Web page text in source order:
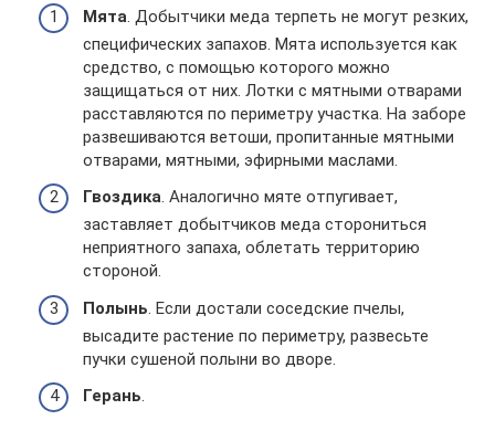
Мята . Добытчики меда терпеть не могут резких,
специфических запахов. Мята используется как
средство, с помощью которого можно
защищаться от них. Лотки с мятными отварами
расставляются по периметру участка. На заборе
развешиваются ветоши, пропитанные мятными
отварами, мятными, эфирными маслами.
Гвоздика. Аналогично мяте отпугивает,
заставляет добытчиков меда сторониться
неприятного запаха, облетать территорию
стороной.
Полынь . Если достали соседские пчелы,
высадите растение по периметру, развесьте
пучки сушеной полыни во дворе.
Герань.